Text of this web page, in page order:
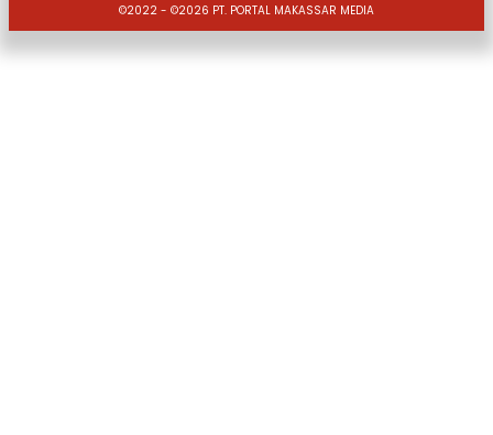
©2022 - ©2026 PT. PORTAL MAKASSAR MEDIA